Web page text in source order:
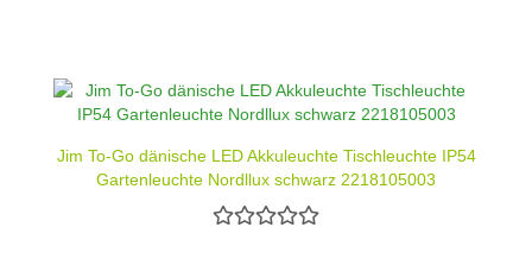
Jim To-Go dänische LED Akkuleuchte Tischleuchte IP54
Gartenleuchte Nordllux schwarz 2218105003